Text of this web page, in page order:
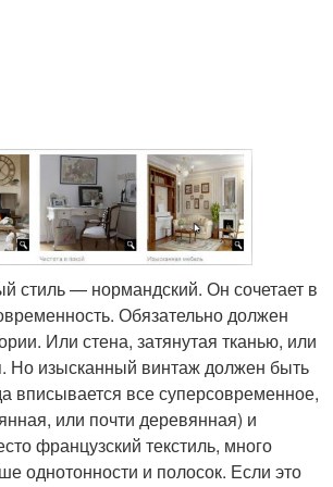
стиль — нормандский. Он сочетает в
Обязательно должен
Или стена, затянутая тканью, или
Но изысканный винтаж должен быть
вписывается все суперсовременное,
или почти деревянная) и
французский текстиль, много
однотонности и полосок. Если это